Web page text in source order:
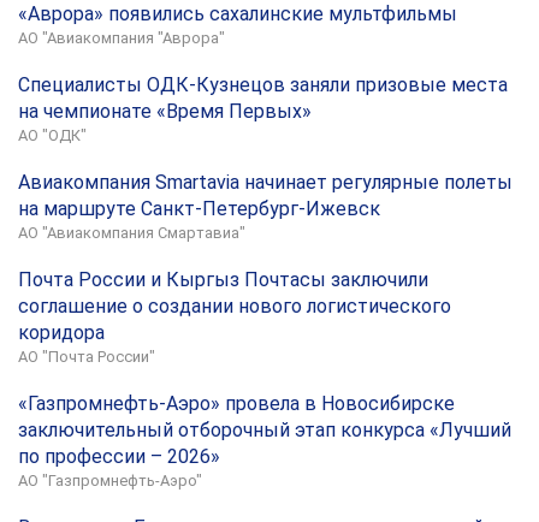
«Аврора» появились сахалинские мультфильмы
АО "Авиакомпания "Аврора"
Специалисты ОДК-Кузнецов заняли призовые места
на чемпионате «Время Первых»
АО "ОДК"
Авиакомпания Smartavia начинает регулярные полеты
на маршруте Санкт-Петербург-Ижевск
АО "Авиакомпания Смартавиа"
Почта России и Кыргыз Почтасы заключили
соглашение о создании нового логистического
коридора
АО "Почта России"
«Газпромнефть-Аэро» провела в Новосибирске
заключительный отборочный этап конкурса «Лучший
по профессии – 2026»
АО "Газпромнефть-Аэро"